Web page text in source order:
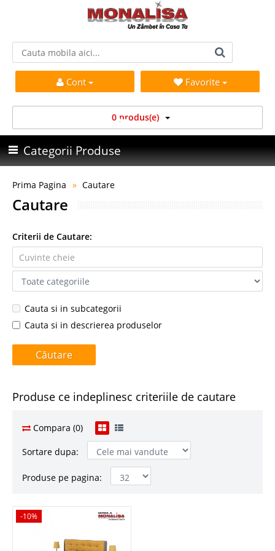
Cont Favorite
0 produs(e)
Categorii Produse
Prima Pagina Cautare
Cautare
Criterii de Cautare:
Cauta si in subcategorii
Cauta si in descrierea produselor
Produse ce indeplinesc criteriile de cautare
Compara (0)
Sortare dupa:
Produse pe pagina:
-10%
-10%